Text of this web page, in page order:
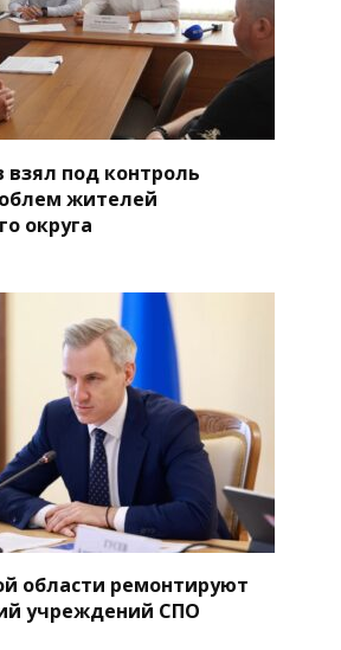
взял под контроль
жителей
округа
области ремонтируют
учреждений СПО